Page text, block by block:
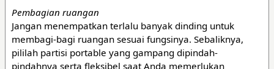
Pembagian ruangan
Jangan menempatkan terlalu banyak dinding untuk
membagi-bagi ruangan sesuai fungsinya. Sebaliknya,
pililah partisi portable yang gampang dipindah-
pindahnya serta fleksibel saat Anda memerlukan